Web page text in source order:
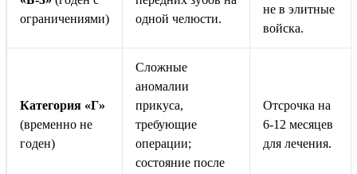
ограничениями)
одной челюсти.
не в элитные
войска.
Категория «Г»
(временно не
годен)
Сложные
аномалии
прикуса,
требующие
операции;
состояние после
Отсрочка на
6-12 месяцев
для лечения.